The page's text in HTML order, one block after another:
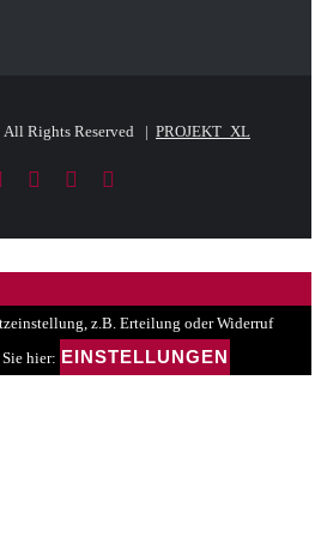
Rights Reserved | PROJEKT_XL
FacebookLinkedIn
PayPal
z.B. Erteilung oder Widerruf
hier: EINSTELLUNGEN